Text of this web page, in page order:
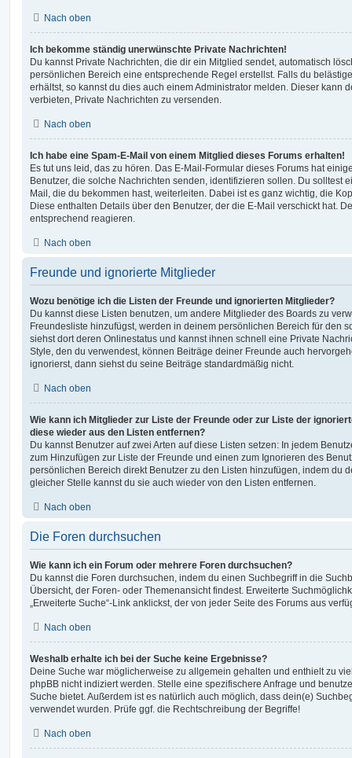
Nach oben
Ich bekomme ständig unerwünschte Private Nachrichten!
Du kannst Private Nachrichten, die dir ein Mitglied sendet, automatisch
persönlichen Bereich eine entsprechende Regel erstellst. Falls du
erhältst, so kannst du dies auch einem Administrator melden. Dieser kann
verbieten, Private Nachrichten zu versenden.
Nach oben
Ich habe eine Spam-E-Mail von einem Mitglied dieses Forums erhalten!
Es tut uns leid, das zu hören. Das E-Mail-Formular dieses Forums hat
Benutzer, die solche Nachrichten senden, identifizieren sollen. Du solltest
Mail, die du bekommen hast, weiterleiten. Dabei ist es ganz wichtig, die
Diese enthalten Details über den Benutzer, der die E-Mail verschickt hat.
entsprechend reagieren.
Nach oben
Freunde und ignorierte Mitglieder
Wozu benötige ich die Listen der Freunde und ignorierten Mitglieder?
Du kannst diese Listen benutzen, um andere Mitglieder des Boards zu
Freundesliste hinzufügst, werden in deinem persönlichen Bereich für den
siehst dort deren Onlinestatus und kannst ihnen schnell eine Private
Style, den du verwendest, können Beiträge deiner Freunde auch
ignorierst, dann siehst du seine Beiträge standardmäßig nicht.
Nach oben
Wie kann ich Mitglieder zur Liste der Freunde oder zur Liste der
diese wieder aus den Listen entfernen?
Du kannst Benutzer auf zwei Arten auf diese Listen setzen: In jedem
zum Hinzufügen zur Liste der Freunde und einen zum Ignorieren des
persönlichen Bereich direkt Benutzer zu den Listen hinzufügen, indem du
gleicher Stelle kannst du sie auch wieder von den Listen entfernen.
Nach oben
Die Foren durchsuchen
Wie kann ich ein Forum oder mehrere Foren durchsuchen?
Du kannst die Foren durchsuchen, indem du einen Suchbegriff in die
Übersicht, der Foren- oder Themenansicht findest. Erweiterte
„Erweiterte Suche“-Link anklickst, der von jeder Seite des Forums aus
Nach oben
Weshalb erhalte ich bei der Suche keine Ergebnisse?
Deine Suche war möglicherweise zu allgemein gehalten und enthielt zu
phpBB nicht indiziert werden. Stelle eine spezifischere Anfrage und
Suche bietet. Außerdem ist es natürlich auch möglich, dass dein(e)
verwendet wurden. Prüfe ggf. die Rechtschreibung der Begriffe!
Nach oben